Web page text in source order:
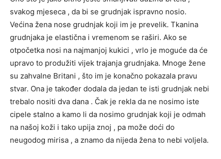
svakog mjeseca , da bi se grudnjak ispravno nosio.
Većina žena nose grudnjak koji im je prevelik. Tkanina
grudnjaka je elastična i vremenom se raširi. Ako se
otpočetka nosi na najmanjoj kukici , vrlo je moguće da će
upravo to produžiti vijek trajanja grudnjaka. Mnoge žene
su zahvalne Britani , što im je konačno pokazala pravu
stvar. Ona je također dodala da jedan te isti grudnjak nebi
trebalo nositi dva dana . Čak je rekla da ne nosimo iste
cipele stalno a kamo li da nosimo grudnjak koji je odmah
na našoj koži i tako upija znoj , pa može doći do
neugodog mirisa , a znamo da nijeda žena to nebi voljela.